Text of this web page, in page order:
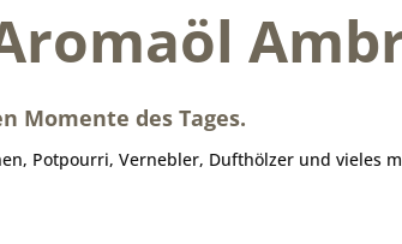
Momente des Tages.
Potpourri, Vernebler, Dufthölzer und vieles